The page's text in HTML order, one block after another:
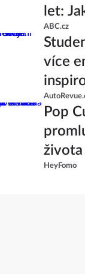
let:
ABC.cz
více
Pop
života
od
HeyFomo